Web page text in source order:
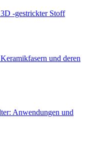
-gestrickter Stoff
und deren
Anwendungen und